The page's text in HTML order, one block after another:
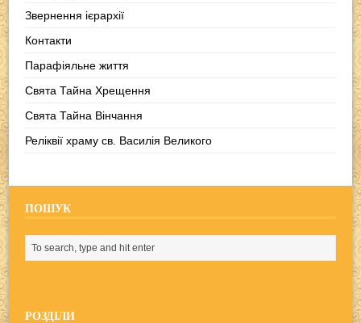
Звернення ієрархії
Контакти
Парафіяльне життя
Свята Тайна Хрещення
Свята Тайна Вінчання
Реліквії храму св. Василія Великого
ПОШУК
РОЗДІЛИ